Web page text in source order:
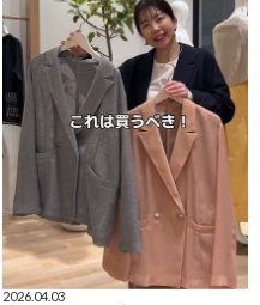
2026.04.03